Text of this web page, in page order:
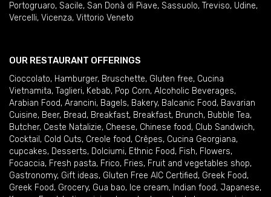
Portogruaro, Sacile, San Donà di Piave, Sassuolo, Treviso, Udine,
Vercelli, Vicenza, Vittorio Veneto
OUR RESTAURANT OFFERINGS
Cioccolato, Hamburger, Bruschette, Gluten free, Cucina
Vietnamita, Taglieri, Kebab, Pop Corn, Alcoholic Beverages,
Arabian Food, Arancini, Bagels, Bakery, Balcanic Food, Bavarian
Cuisine, Beer, Bread, Breakfast, Breakfast, Brunch, Bubble Tea,
Butcher, Ceste Natalizie, Cheese, Chinese food, Club Sandwich,
Cocktail , Cold Cuts, Creole food, Crêpes, Cucina Georgiana,
cupcakes, Desserts, Dolciumi, Ethnic Food, Fish, Flowers,
Focaccia, Fresh pasta, Frico, Fries, Fruit and vegetables shop,
Gastronomy, Gift ideas, Gluten Free AIC Certified, Greek Food,
Greek Food, Grocery, Gua bao, Ice cream, Indian food, Japanese,